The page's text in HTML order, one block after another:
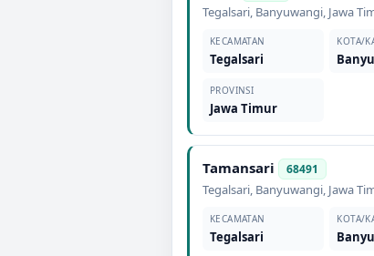
Tegalsari, Banyuwangi, Jawa
KECAMATAN
Tegalsari
KOTA/
PROVINSI
Jawa Timur
Tamansari 68491
Tegalsari, Banyuwangi, Jawa
KECAMATAN
Tegalsari
KOTA/